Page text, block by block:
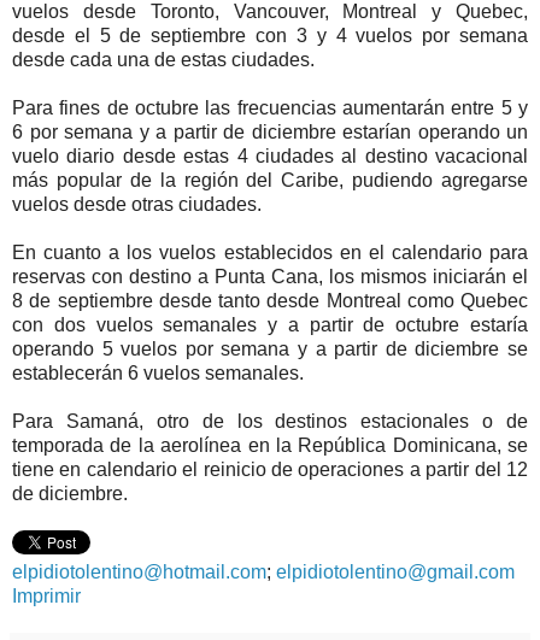
vuelos desde Toronto, Vancouver, Montreal y Quebec,
desde el 5 de septiembre con 3 y 4 vuelos por semana
desde cada una de estas ciudades.
Para fines de octubre las frecuencias aumentarán entre 5 y
6 por semana y a partir de diciembre estarían operando un
vuelo diario desde estas 4 ciudades al destino vacacional
más popular de la región del Caribe, pudiendo agregarse
vuelos desde otras ciudades.
En cuanto a los vuelos establecidos en el calendario para
reservas con destino a Punta Cana, los mismos iniciarán el
8 de septiembre desde tanto desde Montreal como Quebec
con dos vuelos semanales y a partir de octubre estaría
operando 5 vuelos por semana y a partir de diciembre se
establecerán 6 vuelos semanales.
Para Samaná, otro de los destinos estacionales o de
temporada de la aerolínea en la República Dominicana, se
tiene en calendario el reinicio de operaciones a partir del 12
de diciembre.
elpidiotolentino@hotmail.com; elpidiotolentino@gmail.com
Imprimir